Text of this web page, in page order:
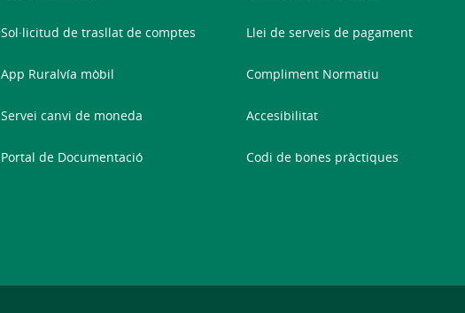
Sol·licitud de trasllat de comptes
App Ruralvía mòbil
Servei canvi de moneda
Portal de Documentació
Llei de serveis de pagament
Compliment Normatiu
Accesibilitat
Codi de bones pràctiques